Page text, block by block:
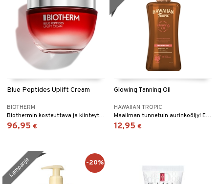
Blue Peptides Uplift Cream
BIOTHERM
Biothermin kosteuttava ja kiinteyttävä päivävoide kaikille ihotyypeille.
96,95 €
Glowing Tanning Oil
HAWAIIAN TROPIC
Maailman tunnetuin aurinkoöljy! Ei aurinkosuojaa Hawaiian Tropicilta
12,95 €
kampanja -20%
& Soujaus
& Ihonpuhdistus
& vastauksia